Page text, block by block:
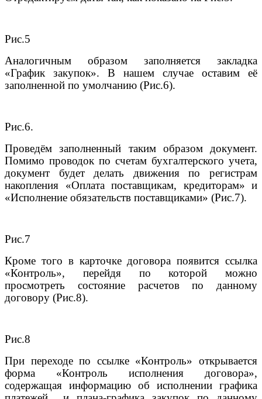
Рис.5
Аналогичным образом заполняется закладка
«График закупок». В нашем случае оставим её
заполненной по умолчанию (Рис.6).
Рис.6.
Проведём заполненный таким образом документ.
Помимо проводок по счетам бухгалтерского учета,
документ будет делать движения по регистрам
накопления «Оплата поставщикам, кредиторам» и
«Исполнение обязательств поставщиками» (Рис.7).
Рис.7
Кроме того в карточке договора появится ссылка
«Контроль», перейдя по которой можно
просмотреть состояние расчетов по данному
договору (Рис.8).
Рис.8
При переходе по ссылке «Контроль» открывается
форма «Контроль исполнения договора»,
содержащая информацию об исполнении графика